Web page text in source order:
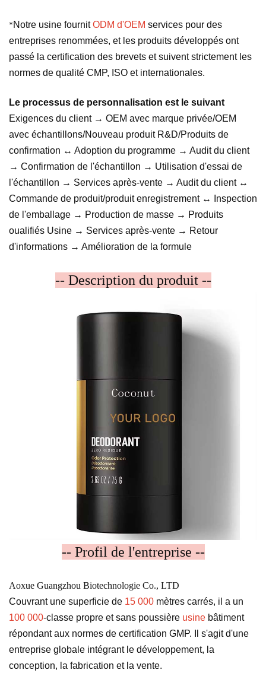
*Notre usine fournitODM d'OEM services pour des
entreprises renommées, et les produits développés ont
passé la certification des brevets et suivent strictement les
normes de qualité CMP, ISO et internationales.
Le processus de personnalisation est le suivant
Exigences du client → OEM avec marque privée/OEM
avec échantillons/Nouveau produit R&D/Produits de
confirmation ↔ Adoption du programme → Audit du client
→ Confirmation de l'échantillon → Utilisation d'essai de
l'échantillon → Services après-vente → Audit du client ↔
Commande de produit/produit enregistrement ↔ Inspection
de l'emballage → Production de masse → Produits
oualifiés Usine → Services après-vente → Retour
d'informations → Amélioration de la formule
-- Description du produit --
-- Profil de l'entreprise --
Aoxue Guangzhou Biotechnologie Co., LTD
Couvrant une superficie de 15 000 mètres carrés, il a un
100 000-classe propre et sans poussière usine bâtiment
répondant aux normes de certification GMP. Il s'agit d'une
entreprise globale intégrant le développement, la
conception, la fabrication et la vente.